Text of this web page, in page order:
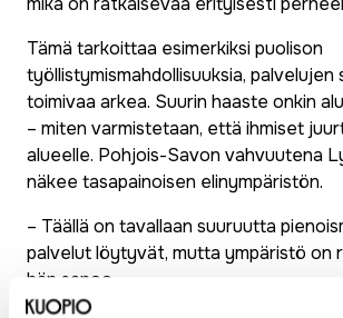
Tämä tarkoittaa esimerkiksi puolison
työllistymismahdollisuuksia,
toimivaa arkea. Suurin haaste onkin
– miten varmistetaan, että ihmiset
alueelle. Pohjois-Savon vahvuutena
näkee tasapainoisen elinympäristön.
– Täällä on tavallaan suuruutta
palvelut löytyvät, mutta ympäristö on
hän sanoo.